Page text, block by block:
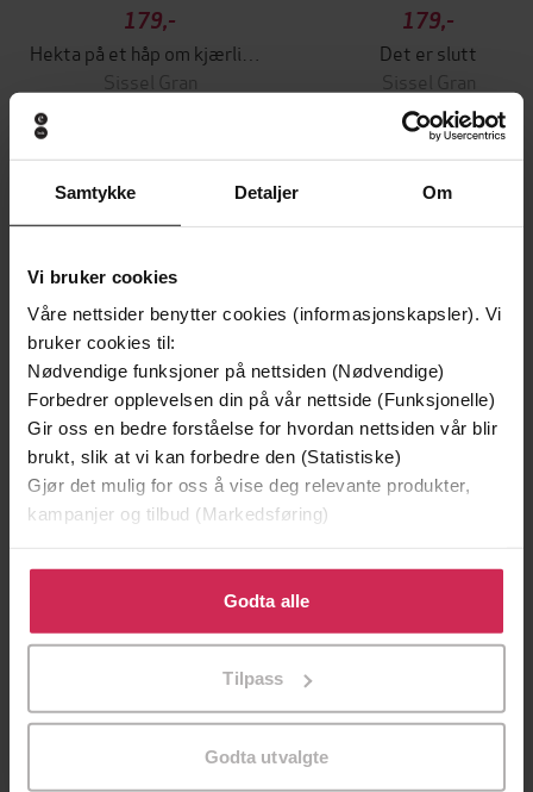
Samtykke Detaljer Om
Vi bruker cookies
Våre nettsider benytter cookies (informasjonskapsler). Vi
bruker cookies til:
Nødvendige funksjoner på nettsiden (Nødvendige)
Forbedrer opplevelsen din på vår nettside (Funksjonelle)
Gir oss en bedre forståelse for hvordan nettsiden vår blir
brukt, slik at vi kan forbedre den (Statistiske)
Gjør det mulig for oss å vise deg relevante produkter,
kampanjer og tilbud (Markedsføring)
Klikk på «Godta alle» for å gi oss ditt samtykke til å
bruke cookies for alle disse formålene. Du kan også
tilpasse ditt samtykke til spesifikke formål ved å klikke
Godta alle
Tilpass
Godta utvalgte
179,-
Sissel Gran
179,-
Det er slutt
Sissel Gran
EBOK
Andre har også kjøpt
Hekta på et håp om kjærlighet
Sissel Gran
Kjærlighet i hastighetens
Sissel Gran